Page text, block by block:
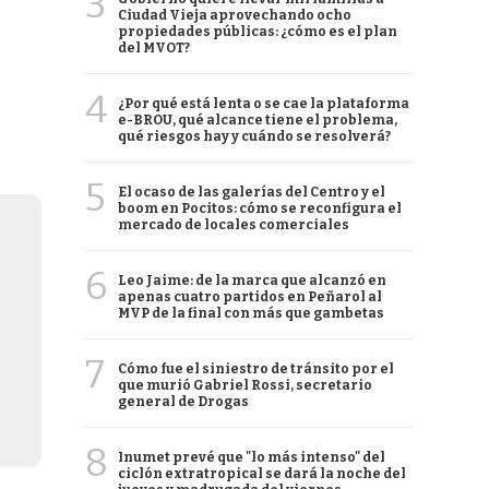
Ciudad Vieja aprovechando ocho
propiedades públicas: ¿cómo es el plan
del MVOT?
4
¿Por qué está lenta o se cae la plataforma
e-BROU, qué alcance tiene el problema,
qué riesgos hay y cuándo se resolverá?
5
El ocaso de las galerías del Centro y el
boom en Pocitos: cómo se reconfigura el
mercado de locales comerciales
6
Leo Jaime: de la marca que alcanzó en
apenas cuatro partidos en Peñarol al
MVP de la final con más que gambetas
7
Cómo fue el siniestro de tránsito por el
que murió Gabriel Rossi, secretario
general de Drogas
8
Inumet prevé que "lo más intenso" del
ciclón extratropical se dará la noche del